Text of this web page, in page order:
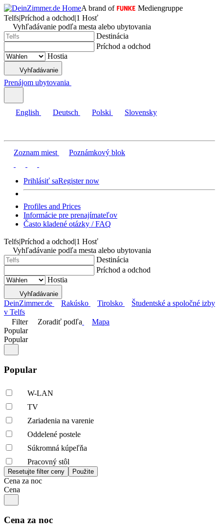
A brand of
Mediengruppe
Telfs|Príchod a odchod|1 Hosť
Vyhľadávanie podľa mesta alebo ubytovania
Destinácia
Príchod a odchod
Hostia
Vyhľadávanie
Prenájom ubytovania
English Deutsch Polski Slovensky
Zoznam miest Poznámkový blok
Prihlásiť saRegister now
Profiles and Prices
Informácie pre prenajímateľov
Často kladené otázky / FAQ
Telfs|Príchod a odchod|1 Hosť
Vyhľadávanie podľa mesta alebo ubytovania
Destinácia
Príchod a odchod
Hostia
Vyhľadávanie
DeinZimmer.de Rakúsko Tirolsko
Študentské a spoločné izby
v Telfs
Filter
Zoradiť podľa
Mapa
Popular
Popular
Popular
W-LAN
TV
Zariadenia na varenie
Oddelené postele
Súkromná kúpeľňa
Pracovný stôl
Cena za noc
Cena
Cena za noc